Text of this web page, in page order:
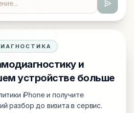
и
устройстве больше
iPhone и получите
разбор до визита в сервис.